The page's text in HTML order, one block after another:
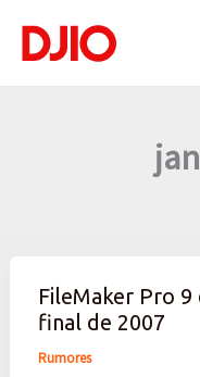
FileMaker Pro
final de 2007
Rumores
FileMaker
Pro
9